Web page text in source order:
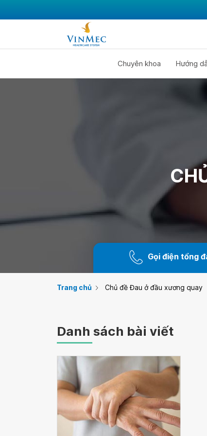
Chuyên khoa Hướng
Gọi điện tổng
Trang chủ Chủ đề Đau ở đầu xương quay
Danh sách bài viết